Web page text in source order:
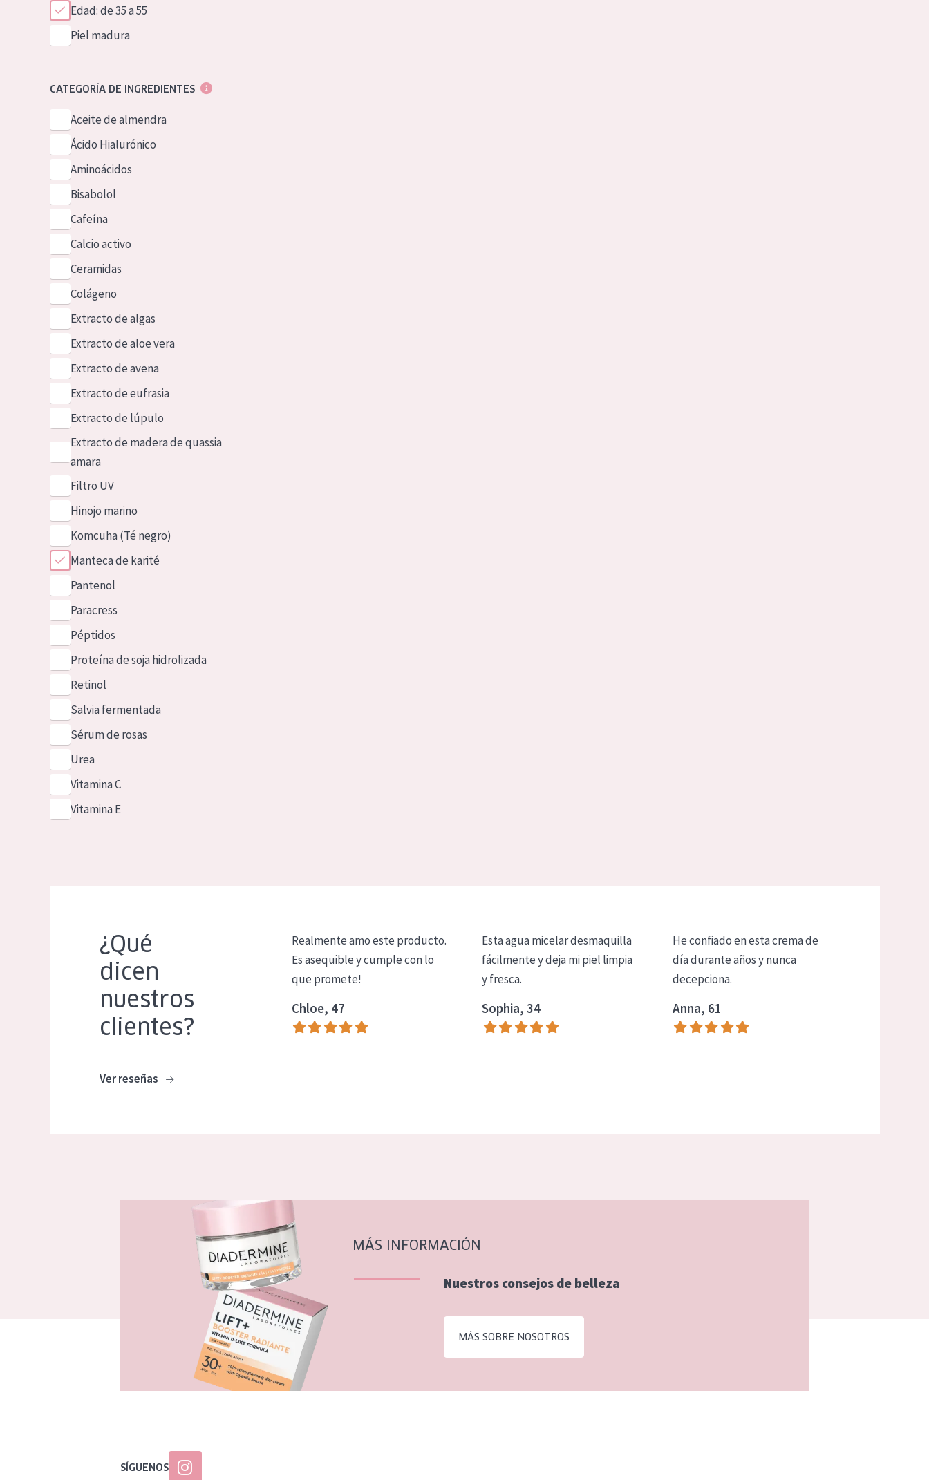
Edad: de 35 a 55
Piel madura
CATEGORÍA DE INGREDIENTES
Aceite de almendra
Ácido Hialurónico
Aminoácidos
Bisabolol
Cafeína
Calcio activo
Ceramidas
Colágeno
Extracto de algas
Extracto de aloe vera
Extracto de avena
Extracto de eufrasia
Extracto de lúpulo
Extracto de madera de quassia
amara
Filtro UV
Hinojo marino
Komcuha (Té negro)
Manteca de karité
Pantenol
Paracress
Péptidos
Proteína de soja hidrolizada
Retinol
Salvia fermentada
Sérum de rosas
Urea
Vitamina C
Vitamina E
¿Qué
dicen
nuestros
clientes?
Ver reseñas
Realmente amo este producto.
Es asequible y cumple con lo
que promete!
Chloe, 47
Esta agua micelar desmaquilla
fácilmente y deja mi piel limpia
y fresca.
Sophia, 34
He confiado en esta crema de
día durante años y nunca
decepciona.
Anna, 61
MÁS INFORMACIÓN
Nuestros consejos de belleza
MÁS SOBRE NOSOTROS
SÍGUENOS